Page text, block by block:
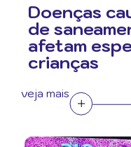
Doenças
de
afetam
crianças
veja mais